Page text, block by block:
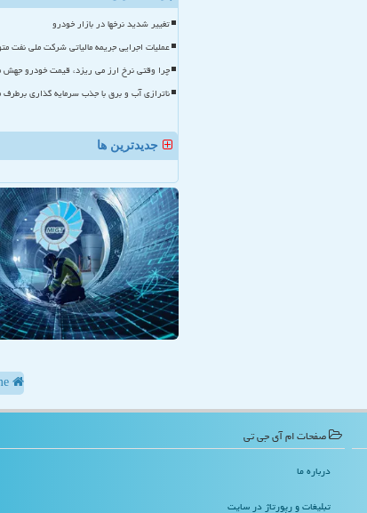
تغییر شدید نرخها در بازار خودرو
عملیات اجرایی جریمه مالیاتی شرکت ملی
چرا وقتی نرخ ارز می ریزد، قیمت خودرو جهش
ناترازی آب و برق با جذب سرمایه گذاری
جدیدترین ها
صفحات ام آی جی تی
درباره ما
تبلیغات و رپورتاژ در سایت